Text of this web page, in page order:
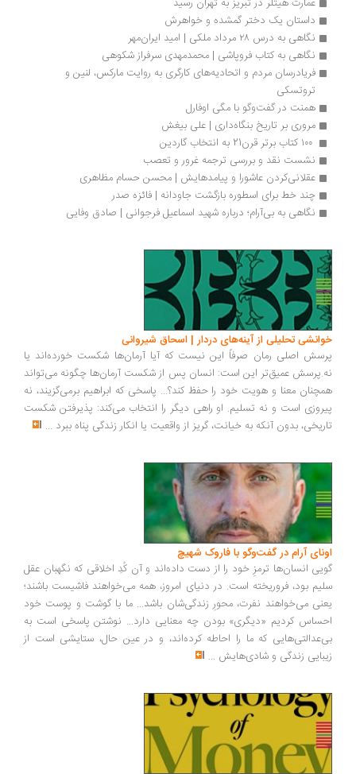
داستان یک دختر گمشده و خواهرش
نگاهی به درس ۲۸ مرداد ملکی | امید ایران‌مهر
نگاهی به کتاب فروپاشی | محمدمهدی سرفراز شکوهی
فریادرسان مردم و اتحادیه‌های کارگری به روایت مارکس، لنین و
تروتسکی
همنت در گفت‌وگو با مگی اوفارل
مروری بر تاریخ بنگاه‌داری | علی بیغش
نشست نقد و بررسی ترجمه غرور و تعصب
عقلانی‌کردن عاشورا و پیامدهایش | محسن حسام مظاهری
چند خط برای اسطوره بازگشت جاودانه | فائزه صدر
نگاهی به بی‌آرام؛ درباره شهید اسماعیل فرجوانی | صادق وفایی
تحلیلی از آینه‌های دردار | اسحاق شیروانی
اصلی رمان صرفاً این نیست که آیا آرمان‌ها شکست خورده‌اند یا
عمیق‌تر این است: انسان پس از شکست آرمان‌ها چگونه می‌تواند
معنا و هویت خود را حفظ کند؟... پاسخی که ابراهیم برمی‌گزیند، نه
است و نه تسلیم. او راهی دیگر را انتخاب می‌کند: پذیرفتن شکست
بدون آنکه به خیانت، گریز از واقعیت یا انکار زندگی پناه ببرد...
آرام در گفت‌وگو با فاروک شهیچ‭
انسان‌ها ترمزِ خود را از دست داده‌اند و آن کُدِ اخلاقی که نگهبان عقل
بود، فروریخته است. در دنیای امروز، همه می‌خواهند فاشیست باشند؛
می‌خواهند نفرت، محورِ زندگی‌شان باشد... ما با گوشت و پوست خود
کردیم «دیگری» بودن چه معنایی دارد... نوشتن پاسخی است به
که ما را احاطه کرده‌اند، و در عین حال، ستایشی است از
زندگی و شادی‌هایش...